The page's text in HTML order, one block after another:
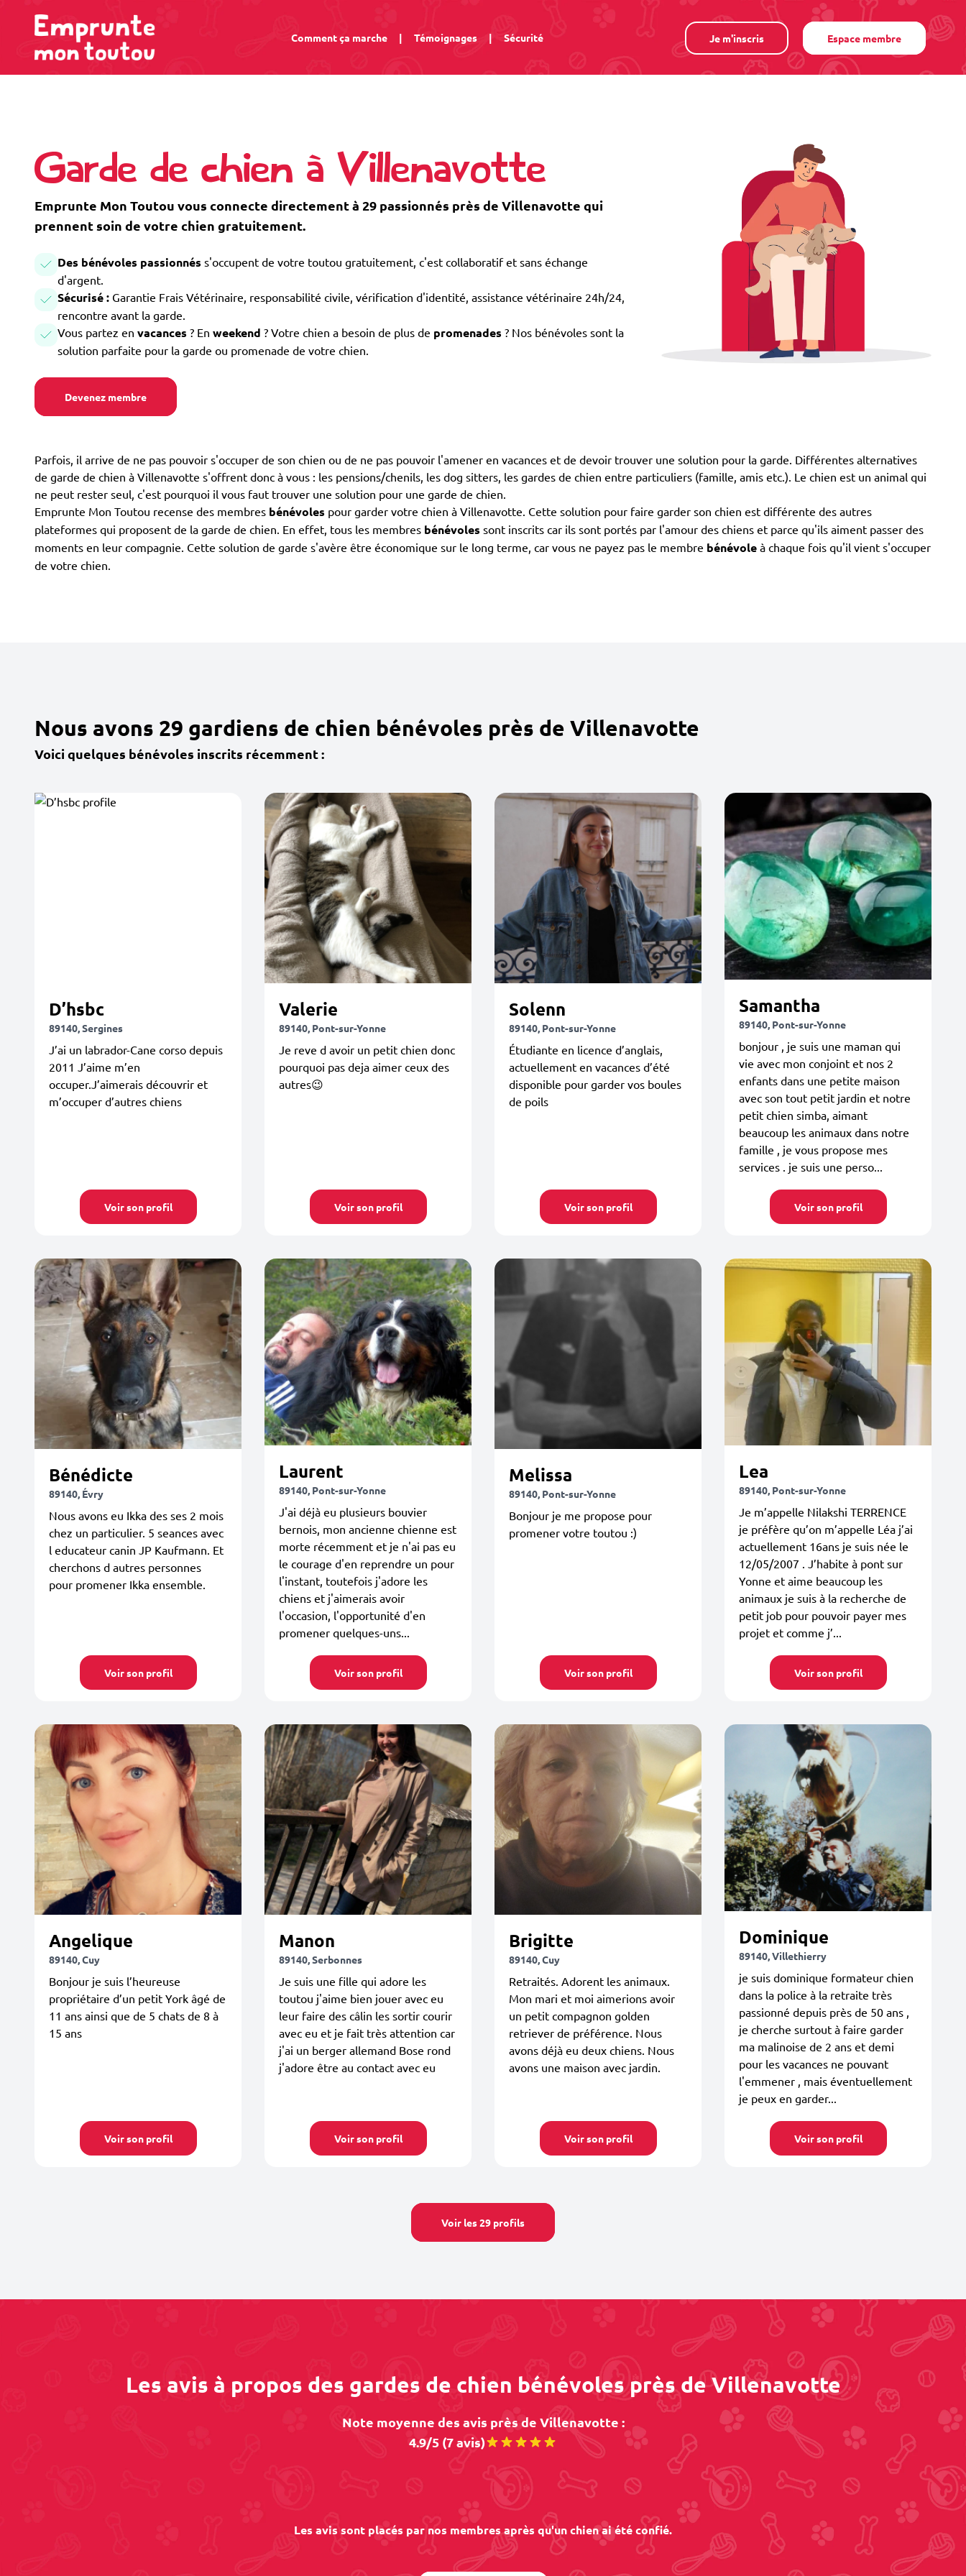
Comment ça marche | Témoignages | Sécurité Je m'inscris Espace membre
Garde de chien à Villenavotte
Emprunte Mon Toutou vous connecte directement à 29 passionnés près de Villenavotte qui
prennent soin de votre chien gratuitement.
Des bénévoles passionnés s'occupent de votre toutou gratuitement, c'est collaboratif et sans échange
d'argent.
Sécurisé : Garantie Frais Vétérinaire, responsabilité civile, vérification d'identité, assistance vétérinaire 24h/24,
rencontre avant la garde.
Vous partez en vacances ? En weekend ? Votre chien a besoin de plus de promenades ? Nos bénévoles sont la
solution parfaite pour la garde ou promenade de votre chien.
Devenez membre
Parfois, il arrive de ne pas pouvoir s'occuper de son chien ou de ne pas pouvoir l'amener en vacances et de devoir trouver une solution pour la garde. Différentes alternatives
de garde de chien à Villenavotte s'offrent donc à vous : les pensions/chenils, les dog sitters, les gardes de chien entre particuliers (famille, amis etc.). Le chien est un animal qui
ne peut rester seul, c'est pourquoi il vous faut trouver une solution pour une garde de chien.
Emprunte Mon Toutou recense des membres bénévoles pour garder votre chien à Villenavotte. Cette solution pour faire garder son chien est différente des autres
plateformes qui proposent de la garde de chien. En effet, tous les membres bénévoles sont inscrits car ils sont portés par l'amour des chiens et parce qu'ils aiment passer des
moments en leur compagnie. Cette solution de garde s'avère être économique sur le long terme, car vous ne payez pas le membre bénévole à chaque fois qu'il vient s'occuper
de votre chien.
Nous avons 29 gardiens de chien bénévoles près de Villenavotte
Voici quelques bénévoles inscrits récemment :
D’hsbc
89140, Sergines
J’ai un labrador-Cane corso depuis
2011 J’aime m’en
occuper.J’aimerais découvrir et
m’occuper d’autres chiens
Voir son profil
Valerie
89140, Pont-sur-Yonne
Je reve d avoir un petit chien donc
pourquoi pas deja aimer ceux des
autres😉
Voir son profil
Solenn
89140, Pont-sur-Yonne
Étudiante en licence d’anglais,
actuellement en vacances d’été
disponible pour garder vos boules
de poils
Voir son profil
Samantha
89140, Pont-sur-Yonne
bonjour , je suis une maman qui
vie avec mon conjoint et nos 2
enfants dans une petite maison
avec son tout petit jardin et notre
petit chien simba, aimant
beaucoup les animaux dans notre
famille , je vous propose mes
services . je suis une perso...
Voir son profil
Bénédicte
89140, Évry
Nous avons eu Ikka des ses 2 mois
chez un particulier. 5 seances avec
l educateur canin JP Kaufmann. Et
cherchons d autres personnes
pour promener Ikka ensemble.
Voir son profil
Laurent
89140, Pont-sur-Yonne
J'ai déjà eu plusieurs bouvier
bernois, mon ancienne chienne est
morte récemment et je n'ai pas eu
le courage d'en reprendre un pour
l'instant, toutefois j'adore les
chiens et j'aimerais avoir
l'occasion, l'opportunité d'en
promener quelques-uns...
Voir son profil
Melissa
89140, Pont-sur-Yonne
Bonjour je me propose pour
promener votre toutou :)
Voir son profil
Lea
89140, Pont-sur-Yonne
Je m’appelle Nilakshi TERRENCE
je préfère qu’on m’appelle Léa j’ai
actuellement 16ans je suis née le
12/05/2007 . J’habite à pont sur
Yonne et aime beaucoup les
animaux je suis à la recherche de
petit job pour pouvoir payer mes
projet et comme j’...
Voir son profil
Angelique
89140, Cuy
Bonjour je suis l’heureuse
propriétaire d’un petit York âgé de
11 ans ainsi que de 5 chats de 8 à
15 ans
Voir son profil
Manon
89140, Serbonnes
Je suis une fille qui adore les
toutou j'aime bien jouer avec eu
leur faire des câlin les sortir courir
avec eu et je fait très attention car
j'ai un berger allemand Bose rond
j'adore être au contact avec eu
Voir son profil
Brigitte
89140, Cuy
Retraités. Adorent les animaux.
Mon mari et moi aimerions avoir
un petit compagnon golden
retriever de préférence. Nous
avons déjà eu deux chiens. Nous
avons une maison avec jardin.
Voir son profil
Dominique
89140, Villethierry
je suis dominique formateur chien
dans la police à la retraite très
passionné depuis près de 50 ans ,
je cherche surtout à faire garder
ma malinoise de 2 ans et demi
pour les vacances ne pouvant
l'emmener , mais éventuellement
je peux en garder...
Voir son profil
Voir les 29 profils
Les avis à propos des gardes de chien bénévoles près de Villenavotte
Note moyenne des avis près de Villenavotte :
4.9/5 (7 avis)
Les avis sont placés par nos membres après qu'un chien ai été confié.